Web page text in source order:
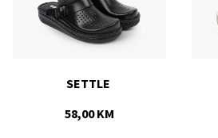
SETTLE
58,00 KM